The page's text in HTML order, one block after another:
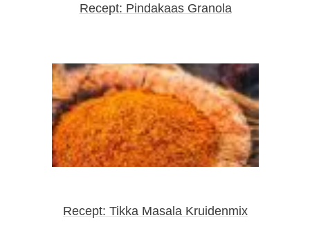
Recept: Pindakaas Granola
Recept: Tikka Masala Kruidenmix